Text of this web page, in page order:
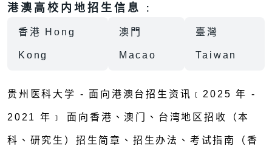
港澳高校内地招生信息 :
香港 Hong
Kong
澳門
Macao
臺灣
Taiwan
贵州医科大学 - 面向港澳台招生资讯﹝2025 年 -
2021 年﹞ 面向香港、澳门、台湾地区招收（本
科、研究生）招生简章、招生办法、考试指南（香